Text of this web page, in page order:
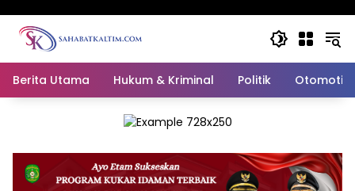
Berita Utama Hukum & Kriminal Politik Otomotif